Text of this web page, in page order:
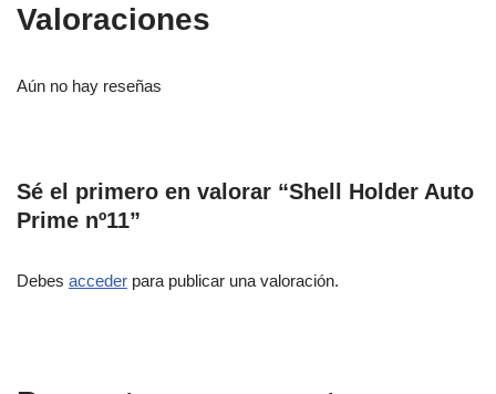
Valoraciones
Aún no hay reseñas
Sé el primero en valorar “Shell Holder Auto
Prime nº11”
Debes acceder para publicar una valoración.